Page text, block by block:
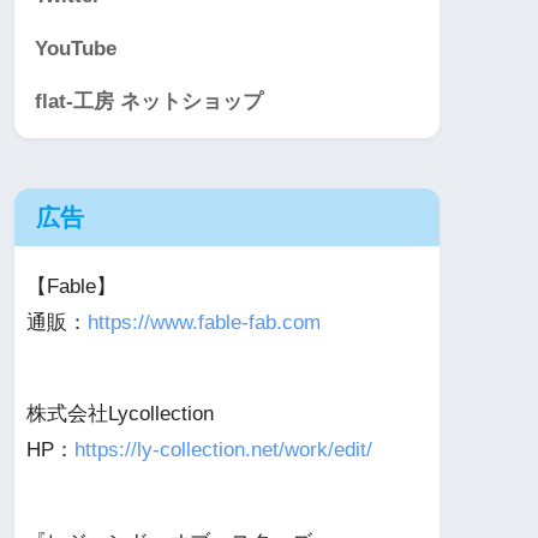
YouTube
flat-工房 ネットショップ
広告
【Fable】
通販： https://www.fable-fab.com
株式会社Lycollection
HP： https://ly-collection.net/work/edit/